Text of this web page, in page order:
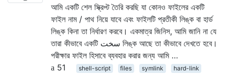
আমি একটি শেল স্ক্রিপ্ট তৈরি করছি যা কোনও ফাইলের একটি
ফাইল নাম / পাথ নিয়ে যাবে এবং ফাইলটি প্রতীকী লিঙ্ক বা হার্ড
লিঙ্ক কিনা তা নির্ধারণ করবে। একমাত্র জিনিস, আমি জানি না যে
তারা কীভাবে একটি سخت লিঙ্ক আছে তা কীভাবে দেখতে হবে।
পরীক্ষার ফাইল হিসাবে ব্যবহার করার জন্য আমি …
51
shell-script files symlink hard-link